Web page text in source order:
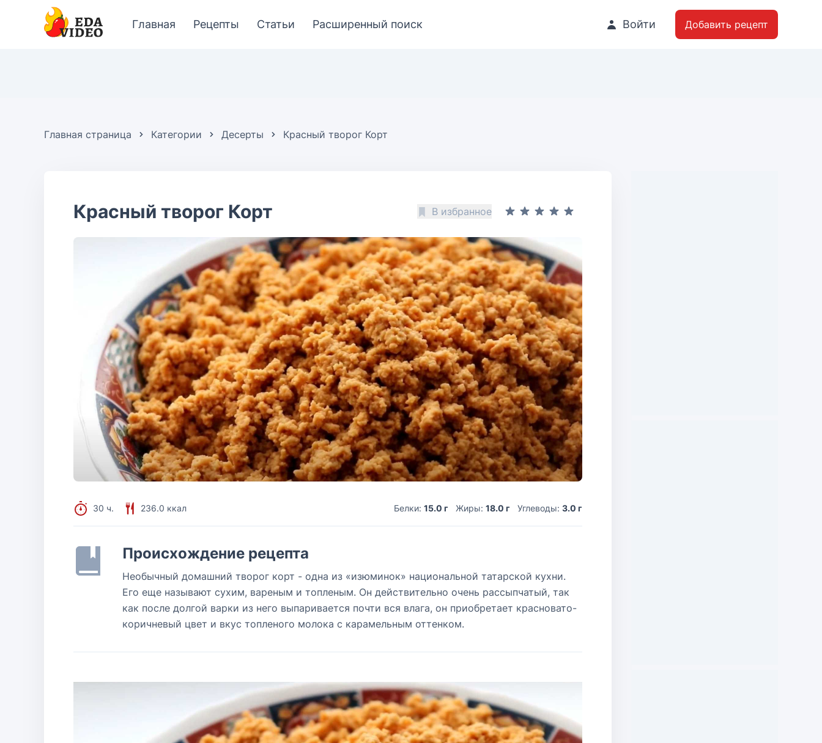
Главная Рецепты Статьи Расширенный поиск Войти Добавить рецепт
Главная страница Категории Десерты Красный творог Корт
Красный творог Корт В избранное
30 ч. 236.0 ккал Белки: 15.0 г Жиры: 18.0 г Углеводы: 3.0 г
Происхождение рецепта
Необычный домашний творог корт - одна из «изюминок» национальной татарской кухни.
Его еще называют сухим, вареным и топленым. Он действительно очень рассыпчатый, так
как после долгой варки из него выпаривается почти вся влага, он приобретает красновато-
коричневый цвет и вкус топленого молока с карамельным оттенком.